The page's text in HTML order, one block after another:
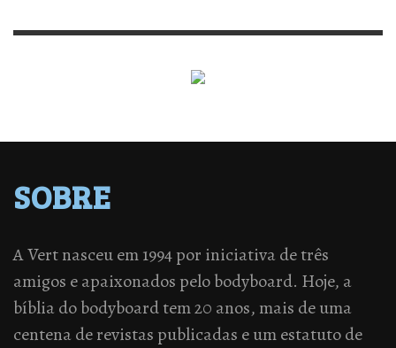
SOBRE
A Vert nasceu em 1994 por iniciativa de três
amigos e apaixonados pelo bodyboard. Hoje, a
bíblia do bodyboard tem 20 anos, mais de uma
centena de revistas publicadas e um estatuto de